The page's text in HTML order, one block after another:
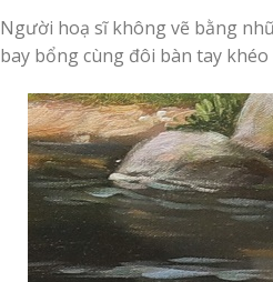
Người hoạ sĩ không vẽ bằng
bay bổng cùng đôi bàn tay